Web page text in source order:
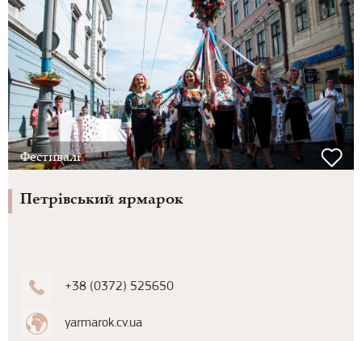
Фестивалі
Петрівський ярмарок
+38 (0372) 525650
yarmarok.cv.ua